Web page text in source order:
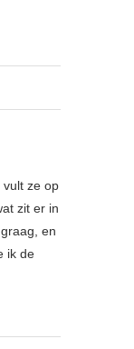
vult ze op
zit er in
en
ik de